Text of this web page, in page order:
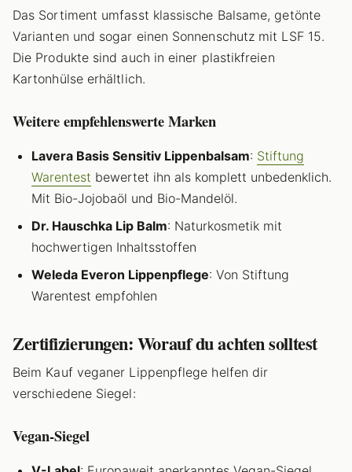
Das Sortiment umfasst klassische Balsame, getönte
Varianten und sogar einen Sonnenschutz mit LSF 15.
Die Produkte sind auch in einer plastikfreien
Kartonhülse erhältlich.
Weitere empfehlenswerte Marken
Lavera Basis Sensitiv Lippenbalsam: Stiftung
Warentest bewertet ihn als komplett unbedenklich.
Mit Bio-Jojobaöl und Bio-Mandelöl.
Dr. Hauschka Lip Balm: Naturkosmetik mit
hochwertigen Inhaltsstoffen
Weleda Everon Lippenpflege: Von Stiftung
Warentest empfohlen
Zertifizierungen: Worauf du achten solltest
Beim Kauf veganer Lippenpflege helfen dir
verschiedene Siegel:
Vegan-Siegel